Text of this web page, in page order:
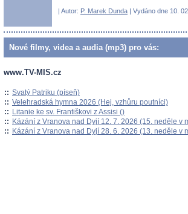
| Autor: P. Marek Dunda | Vydáno dne 10.
Nové filmy, videa a audia (mp3) pro vás:
www.TV-MIS.cz
:: Svatý Patriku (píseň)
:: Velehradská hymna 2026 (Hej, vzhůru poutníci)
:: Litanie ke sv. Františkovi z Assisi ()
:: Kázání z Vranova nad Dyjí 12. 7. 2026 (15. neděle v
:: Kázání z Vranova nad Dyjí 28. 6. 2026 (13. neděle v